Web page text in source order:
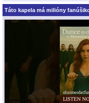
Táto kapela má milióny